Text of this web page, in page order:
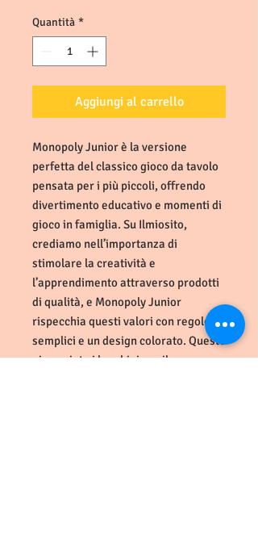
Quantità *
Aggiungi al carrello
Monopoly Junior è la versione
perfetta del classico gioco da tavolo
pensata per i più piccoli, offrendo
divertimento educativo e momenti di
gioco in famiglia. Su Ilmiosito,
crediamo nell’importanza di
stimolare la creatività e
l’apprendimento attraverso prodotti
di qualità, e Monopoly Junior
rispecchia questi valori con regole
semplici e un design colorato. Questo
gioco aiuta i bambini a sviluppare